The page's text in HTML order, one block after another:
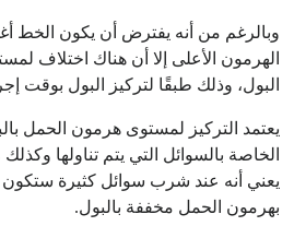
وبالرغم من أنه يفترض أن يكون الخط
الهرمون الأعلى إلا أن هناك اختلاف
البول، وذلك طبقًا لتركيز البول بوقت
يعتمد التركيز لمستوى هرمون الحمل
الخاصة بالسوائل التي يتم تناولها
يعني أنه عند شرب سوائل كثيرة ستكون
بهرمون الحمل مخففة بالبول.